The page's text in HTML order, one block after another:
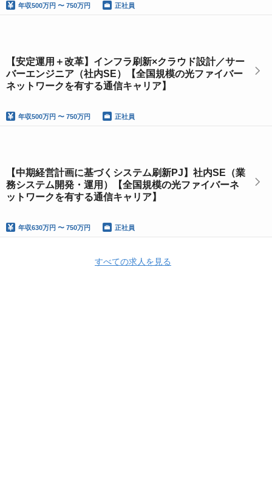
年収500万円 〜 750万円 正社員
【安定運用＋改革】インフラ刷新×クラウド設計／サー
バーエンジニア（社内SE）【全国規模の光ファイバー
ネットワークを有する通信キャリア】
年収500万円 〜 750万円 正社員
【中期経営計画に基づくシステム刷新PJ】社内SE（業
務システム開発・運用）【全国規模の光ファイバーネ
ットワークを有する通信キャリア】
年収630万円 〜 750万円 正社員
すべての求人を見る